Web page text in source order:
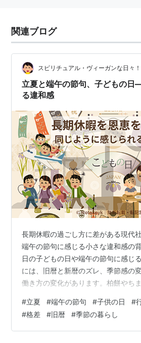
関連ブログ
スピリチュアル・ヴィーガンな日々！
立夏と端午の節句、子どもの
る違和感
長期休暇の過ごし方に差がある現代
端午の節句に感じる小さな違和感の
日の子どもの日や端午の節句に感じ
には、旧暦と新暦のズレ、季節感の
働き方の変化があります。柏餅やち
めに 🎏 柏餅とちまきは「旧暦の端午
🍃 ちまきは「梅雨前の保存食」 🍃 柏
文化」で、さらにズレる 🎏 端午の
#立夏 #端午の節句 #子供の日 #
#格差 #旧暦 #季節の暮らし